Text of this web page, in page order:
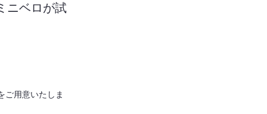
ニベロが試
ご用意いたしま